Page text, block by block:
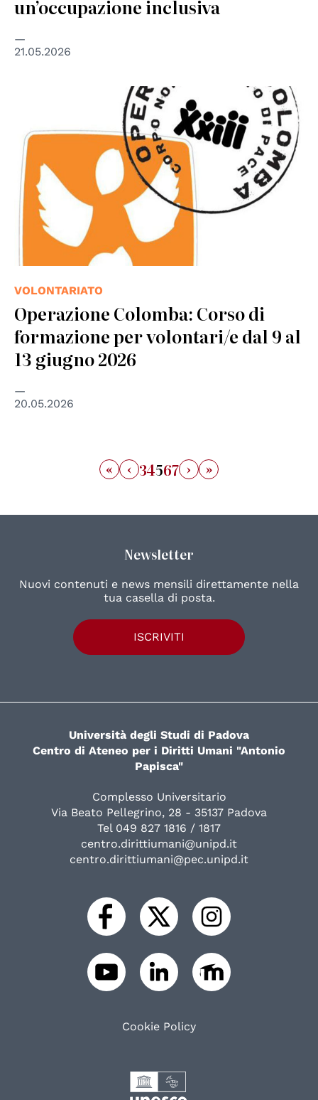
un’occupazione inclusiva
21.05.2026
© Operazione Colomba
VOLONTARIATO
Operazione Colomba: Corso di
formazione per volontari/e dal 9 al
13 giugno 2026
20.05.2026
« ‹ 34567 › »
Newsletter
Nuovi contenuti e news mensili direttamente nella
tua casella di posta.
ISCRIVITI
Università degli Studi di Padova
Centro di Ateneo per i Diritti Umani "Antonio
Papisca"
Complesso Universitario
Via Beato Pellegrino, 28 - 35137 Padova
Tel 049 827 1816 / 1817
centro.dirittiumani@unipd.it
centro.dirittiumani@pec.unipd.it
Cookie Policy